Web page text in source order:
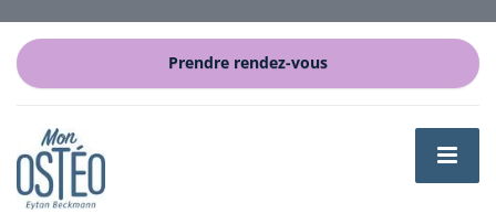
Prendre rendez-vous